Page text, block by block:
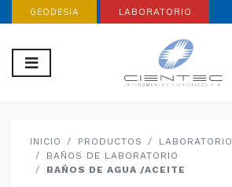
GEODESIA LABORATORIO
INICIO PRODUCTOS
LABORATORIO
BAÑOS DE LABORATORIO
BAÑOS DE AGUA /ACEITE